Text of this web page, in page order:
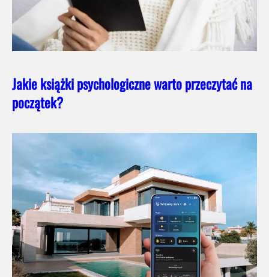
Jakie książki psychologiczne warto przeczytać na
początek?